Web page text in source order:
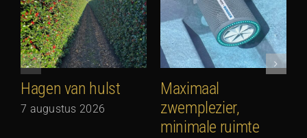
Hagen van hulst
7 augustus 2026
Maximaal
zwemplezier,
minimale ruimte